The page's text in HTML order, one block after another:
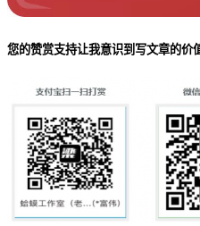
您的赞赏支持让我意识到写文章的价